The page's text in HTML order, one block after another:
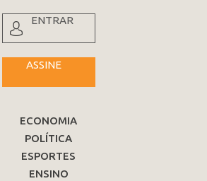
ENTRAR
ASSINE
ECONOMIA
POLÍTICA
ESPORTES
ENSINO